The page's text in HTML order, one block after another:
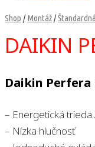
Shop /Montáž/
DAIKIN
Daikin Perfera
– Energetická trieda
– Nízka hlučnosť